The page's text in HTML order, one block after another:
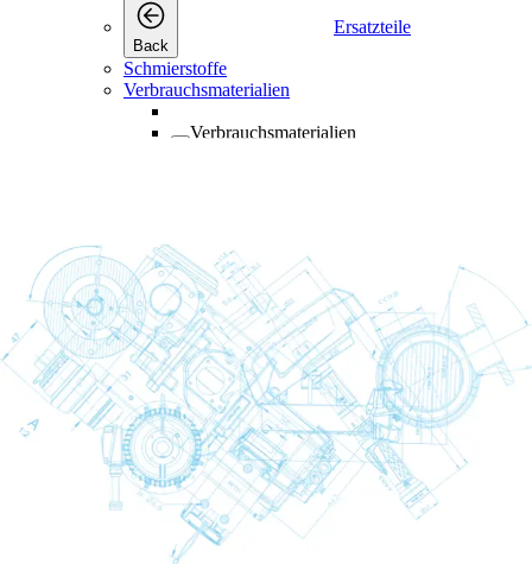
Back
Ersatzteile
Schmierstoffe
Verbrauchsmaterialien
Verbrauchsmaterialien
Wartungskits
Back
Wartungskits
Luft- und Ölfilterkits
Servicekits
Adsorptionsmittelkits
Kühlerkits
Trocknerkits
Luftfilter
Luftfilter